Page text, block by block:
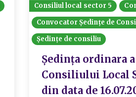
Consiliul local sector 5
Convocator Ședințe de
Ședințe de consiliu
Ședința ordinara a
Consiliului Local
din data de